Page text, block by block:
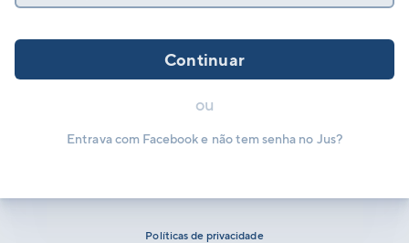
Continuar
ou
Entrava com Facebook e não tem senha no Jus?
Políticas de privacidade